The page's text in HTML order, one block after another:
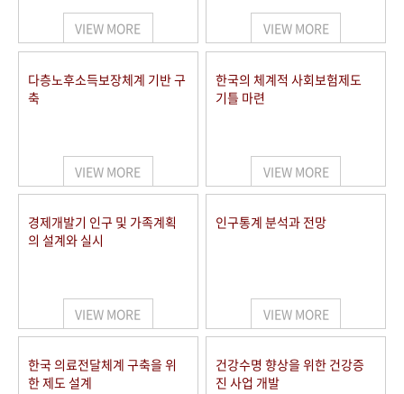
세계와 함께 한 KIHASA
VR 역사관
VIEW MORE VIEW MORE
다층노후소득보장체계 기반 구
축
VIEW MORE
한국의 체계적 사회보험제도
기틀 마련
VIEW MORE
경제개발기 인구 및 가족계획
의 설계와 실시
VIEW MORE
인구통계 분석과 전망
VIEW MORE
한국 의료전달체계 구축을 위
한 제도 설계
건강수명 향상을 위한 건강증
진 사업 개발